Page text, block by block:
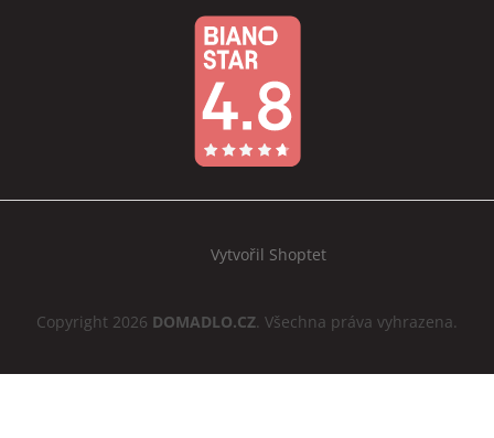
Vytvořil Shoptet
Copyright 2026 DOMADLO.CZ. Všechna práva vyhrazena.